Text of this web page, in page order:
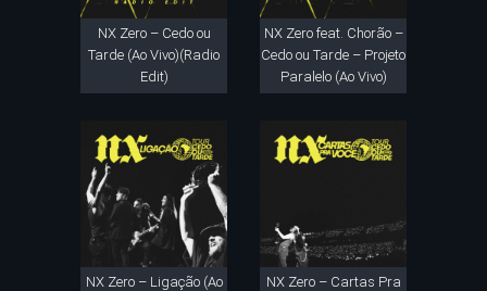
NX Zero – Cedo ou
Tarde (Ao Vivo)(Radio
Edit)
NX Zero feat. Chorão –
Cedo ou Tarde – Projeto
Paralelo (Ao Vivo)
NX Zero – Ligação (Ao
NX Zero – Cartas Pra